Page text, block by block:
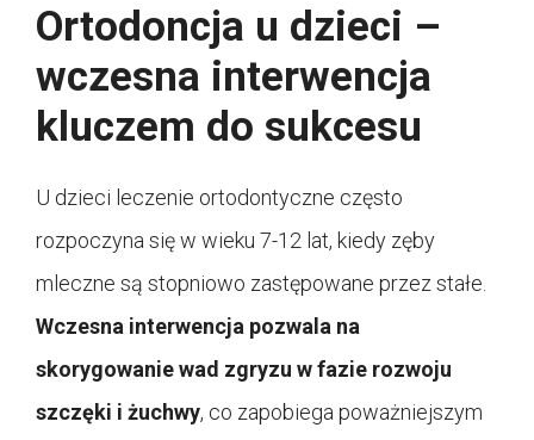
Ortodoncja u dzieci –
wczesna interwencja
kluczem do sukcesu
U dzieci leczenie ortodontyczne często
rozpoczyna się w wieku 7-12 lat, kiedy zęby
mleczne są stopniowo zastępowane przez stałe.
Wczesna interwencja pozwala na
skorygowanie wad zgryzu w fazie rozwoju
szczęki i żuchwy, co zapobiega poważniejszym